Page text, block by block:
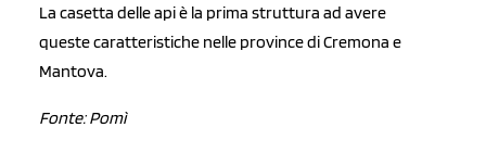
La casetta delle api è la prima struttura ad avere
queste caratteristiche nelle province di Cremona e
Mantova.
Fonte: Pomì